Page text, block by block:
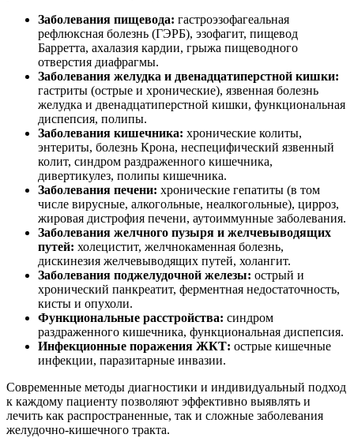
Заболевания пищевода: гастроэзофагеальная
рефлюксная болезнь (ГЭРБ), эзофагит, пищевод
Барретта, ахалазия кардии, грыжа пищеводного
отверстия диафрагмы.
Заболевания желудка и двенадцатиперстной кишки:
гастриты (острые и хронические), язвенная болезнь
желудка и двенадцатиперстной кишки, функциональная
диспепсия, полипы.
Заболевания кишечника: хронические колиты,
энтериты, болезнь Крона, неспецифический язвенный
колит, синдром раздраженного кишечника,
дивертикулез, полипы кишечника.
Заболевания печени: хронические гепатиты (в том
числе вирусные, алкогольные, неалкогольные), цирроз,
жировая дистрофия печени, аутоиммунные заболевания.
Заболевания желчного пузыря и желчевыводящих
путей: холецистит, желчнокаменная болезнь,
дискинезия желчевыводящих путей, холангит.
Заболевания поджелудочной железы: острый и
хронический панкреатит, ферментная недостаточность,
кисты и опухоли.
Функциональные расстройства: синдром
раздраженного кишечника, функциональная диспепсия.
Инфекционные поражения ЖКТ: острые кишечные
инфекции, паразитарные инвазии.
Современные методы диагностики и индивидуальный подход
к каждому пациенту позволяют эффективно выявлять и
лечить как распространенные, так и сложные заболевания
желудочно-кишечного тракта.